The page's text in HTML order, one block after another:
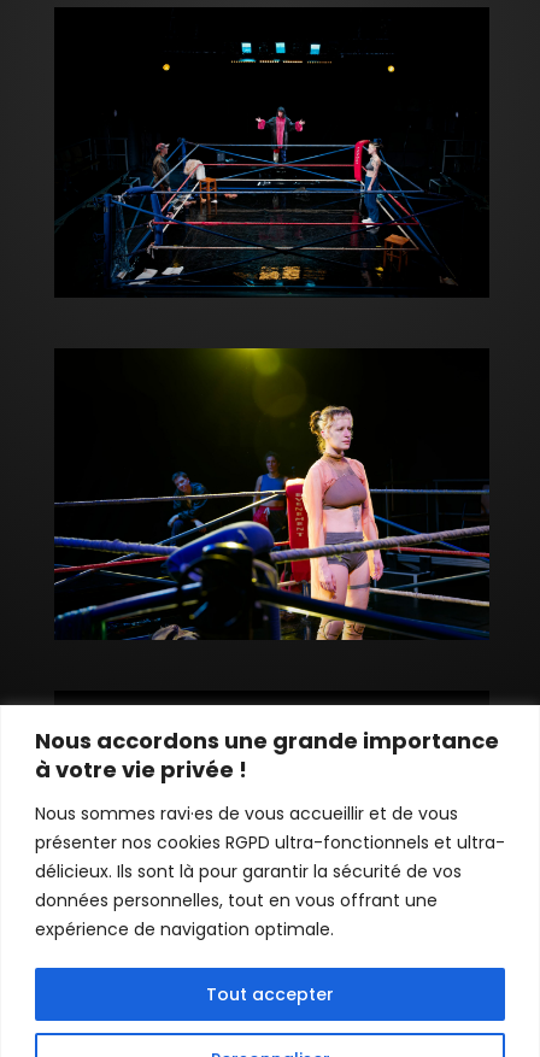
Nous accordons une grande importance
à votre vie privée !
Nous sommes ravi·es de vous accueillir et de vous
présenter nos cookies RGPD ultra-fonctionnels et ultra-
délicieux. Ils sont là pour garantir la sécurité de vos
données personnelles, tout en vous offrant une
expérience de navigation optimale.
Tout accepter